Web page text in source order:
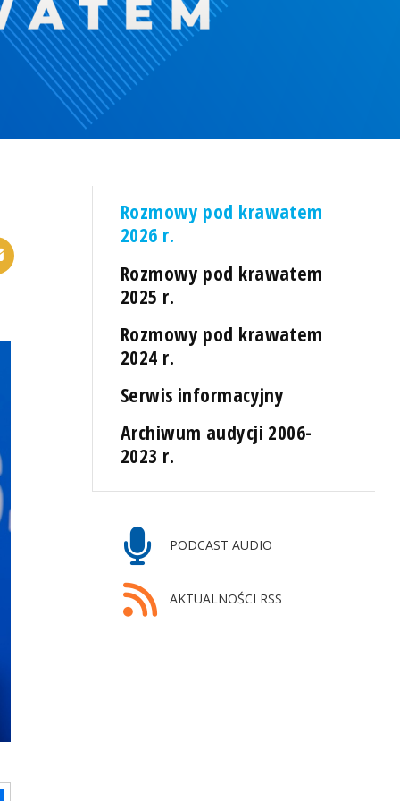
Rozmowy pod krawatem
2026 r.
Rozmowy pod krawatem
2025 r.
Rozmowy pod krawatem
2024 r.
Serwis informacyjny
Archiwum audycji 2006-
2023 r.
PODCAST AUDIO
AKTUALNOŚCI RSS